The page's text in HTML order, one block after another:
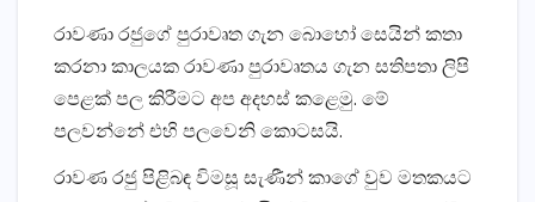
රාවණා රජුගේ පුරාවෘත ගැන බොහෝ සෙයින් කතා
කරනා කාලයක රාවණා පුරාවෘතය ගැන සතිපතා ලිපි
පෙළක් පල කිරීමට අප අදහස් කළෙමු. මේ
පලවන්නේ එහි පලවෙනි කොටසයි.
රාවණ රජු පිළිබඳ විමසූ සැණීන් කාගේ වුව මතකයට